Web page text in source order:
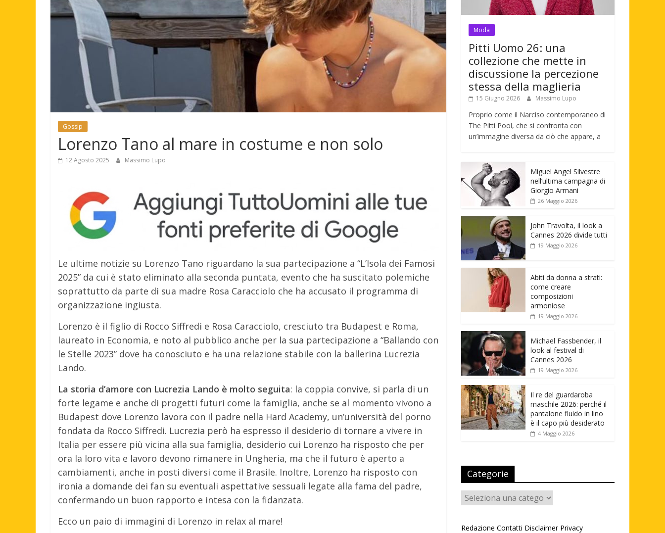
Gossip
Lorenzo Tano al mare in costume e non solo
12 Agosto 2025 Massimo Lupo
Le ultime notizie su Lorenzo Tano riguardano la sua partecipazione a “L’Isola dei Famosi
2025” da cui è stato eliminato alla seconda puntata, evento che ha suscitato polemiche
soprattutto da parte di sua madre Rosa Caracciolo che ha accusato il programma di
organizzazione ingiusta.
Lorenzo è il figlio di Rocco Siffredi e Rosa Caracciolo, cresciuto tra Budapest e Roma,
laureato in Economia, e noto al pubblico anche per la sua partecipazione a “Ballando con
le Stelle 2023” dove ha conosciuto e ha una relazione stabile con la ballerina Lucrezia
Lando.
La storia d’amore con Lucrezia Lando è molto seguita: la coppia convive, si parla di un
forte legame e anche di progetti futuri come la famiglia, anche se al momento vivono a
Budapest dove Lorenzo lavora con il padre nella Hard Academy, un’università del porno
fondata da Rocco Siffredi. Lucrezia però ha espresso il desiderio di tornare a vivere in
Italia per essere più vicina alla sua famiglia, desiderio cui Lorenzo ha risposto che per
ora la loro vita e lavoro devono rimanere in Ungheria, ma che il futuro è aperto a
cambiamenti, anche in posti diversi come il Brasile. Inoltre, Lorenzo ha risposto con
ironia a domande dei fan su eventuali aspettative sessuali legate alla fama del padre,
confermando un buon rapporto e intesa con la fidanzata.
Ecco un paio di immagini di Lorenzo in relax al mare!
Moda
Pitti Uomo 26: una
collezione che mette in
discussione la percezione
stessa della maglieria
15 Giugno 2026 Massimo Lupo
Proprio come il Narciso contemporaneo di
The Pitti Pool, che si confronta con
un’immagine diversa da ciò che appare, a
Miguel Angel Silvestre
nell’ultima campagna di
Giorgio Armani
26 Maggio 2026
John Travolta, il look a
Cannes 2026 divide tutti
19 Maggio 2026
Abiti da donna a strati:
come creare
composizioni
armoniose
19 Maggio 2026
Michael Fassbender, il
look al festival di
Cannes 2026
19 Maggio 2026
Il re del guardaroba
maschile 2026: perché il
pantalone fluido in lino
è il capo più desiderato
4 Maggio 2026
Categorie
Categorie
Redazione Contatti Disclaimer Privacy